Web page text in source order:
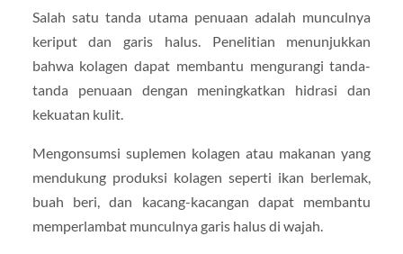
Salah satu tanda utama penuaan adalah munculnya
keriput dan garis halus. Penelitian menunjukkan
bahwa kolagen dapat membantu mengurangi tanda-
tanda penuaan dengan meningkatkan hidrasi dan
kekuatan kulit.
Mengonsumsi suplemen kolagen atau makanan yang
mendukung produksi kolagen seperti ikan berlemak,
buah beri, dan kacang-kacangan dapat membantu
memperlambat munculnya garis halus di wajah.